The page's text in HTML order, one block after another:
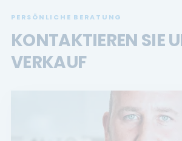
PERSÖNLICHE BERATUNG
KONTAKTIEREN SIE
VERKAUF